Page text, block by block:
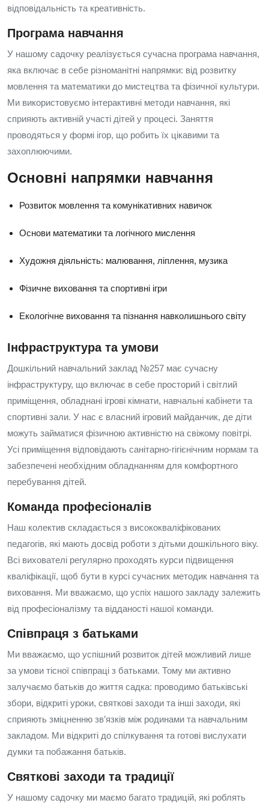
відповідальність та креативність.
Програма навчання
У нашому садочку реалізується сучасна програма навчання,
яка включає в себе різноманітні напрямки: від розвитку
мовлення та математики до мистецтва та фізичної культури.
Ми використовуємо інтерактивні методи навчання, які
сприяють активній участі дітей у процесі. Заняття
проводяться у формі ігор, що робить їх цікавими та
захоплюючими.
Основні напрямки навчання
Розвиток мовлення та комунікативних навичок
Основи математики та логічного мислення
Художня діяльність: малювання, ліплення, музика
Фізичне виховання та спортивні ігри
Екологічне виховання та пізнання навколишнього світу
Інфраструктура та умови
Дошкільний навчальний заклад №257 має сучасну
інфраструктуру, що включає в себе просторий і світлий
приміщення, обладнані ігрові кімнати, навчальні кабінети та
спортивні зали. У нас є власний ігровий майданчик, де діти
можуть займатися фізичною активністю на свіжому повітрі.
Усі приміщення відповідають санітарно-гігієнічним нормам та
забезпечені необхідним обладнанням для комфортного
перебування дітей.
Команда професіоналів
Наш колектив складається з висококваліфікованих
педагогів, які мають досвід роботи з дітьми дошкільного віку.
Всі вихователі регулярно проходять курси підвищення
кваліфікації, щоб бути в курсі сучасних методик навчання та
виховання. Ми вважаємо, що успіх нашого закладу залежить
від професіоналізму та відданості нашої команди.
Співпраця з батьками
Ми вважаємо, що успішний розвиток дітей можливий лише
за умови тісної співпраці з батьками. Тому ми активно
залучаємо батьків до життя садка: проводимо батьківські
збори, відкриті уроки, святкові заходи та інші заходи, які
сприяють зміцненню зв’язків між родинами та навчальним
закладом. Ми відкриті до спілкування та готові вислухати
думки та побажання батьків.
Святкові заходи та традиції
У нашому садочку ми маємо багато традицій, які роблять